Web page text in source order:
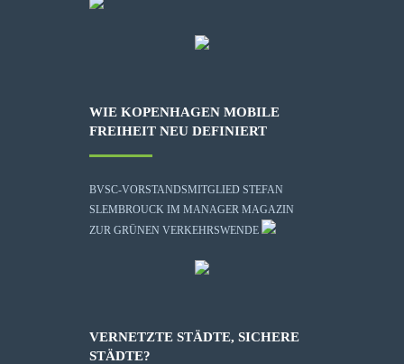
WIE KOPENHAGEN MOBILE
FREIHEIT NEU DEFINIERT
BVSC-VORSTANDSMITGLIED STEFAN
SLEMBROUCK IM MANAGER MAGAZIN
ZUR GRÜNEN VERKEHRSWENDE
VERNETZTE STÄDTE, SICHERE
STÄDTE?